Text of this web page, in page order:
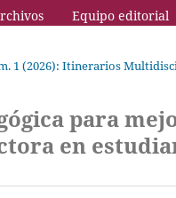
Equipo editorial
1 (2026): Itinerarios
para
en